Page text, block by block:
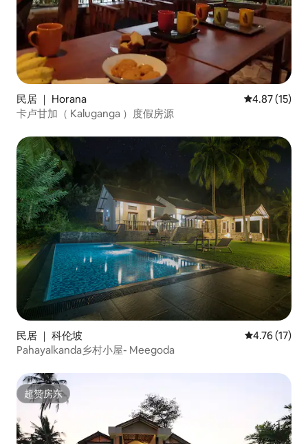
民居 ｜ Horana 平均评分
4.87 (15)
卡卢甘加（ Kaluganga ）度假房源
民居 ｜ 科伦坡 平均评分
4.76 (17)
Pahayalkanda乡村小屋- Meegoda
超赞房东
超赞房东